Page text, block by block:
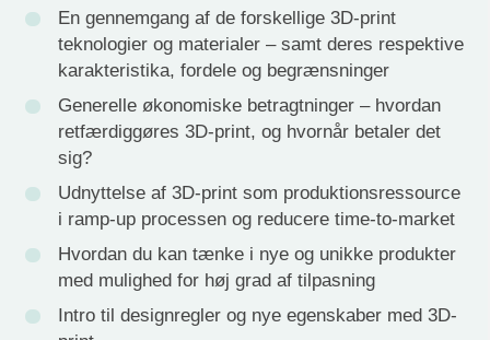
En gennemgang af de forskellige 3D-print
teknologier og materialer – samt deres respektive
karakteristika, fordele og begrænsninger
Generelle økonomiske betragtninger – hvordan
retfærdiggøres 3D-print, og hvornår betaler det
sig?
Udnyttelse af 3D-print som produktionsressource
i ramp-up processen og reducere time-to-market
Hvordan du kan tænke i nye og unikke produkter
med mulighed for høj grad af tilpasning
Intro til designregler og nye egenskaber med 3D-